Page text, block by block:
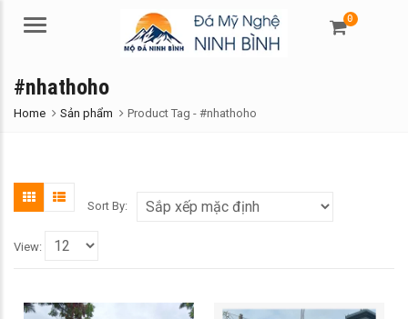
Menu
0
#nhathoho
Home Sản phẩm Product Tag - #nhathoho
Sort By:
View: